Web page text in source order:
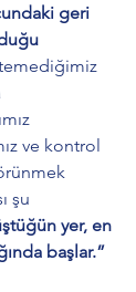
geri
ve kontrol
şu
yer, en
başlar.”